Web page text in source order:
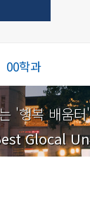
00학과
'행복 배움
Glocal